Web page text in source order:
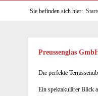
Sie befinden sich hier:
Preussenglas
Die perfekte
Ein spektakulärer Blick